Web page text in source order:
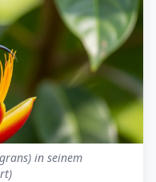
in seinem